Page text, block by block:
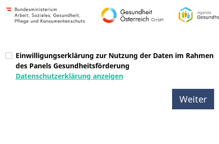
Einwilligungserklärung zur Nutzung der Daten im Rahmen
des Panels Gesundheitsförderung
Datenschutzerklärung anzeigen
Weiter